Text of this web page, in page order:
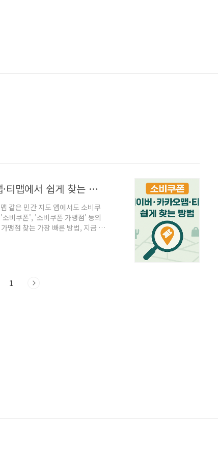
민생소비쿠폰 사용처, 네이버지도, 카카오맵·티맵에서 쉽게 찾는 방법
같은 민간 지도 앱에서도 소비쿠
비쿠폰', '소비쿠폰 가맹점' 등의
맹점 찾는 가장 빠른 방법, 지금 바
색창에 “민생회복 소비쿠폰 ” 또
1